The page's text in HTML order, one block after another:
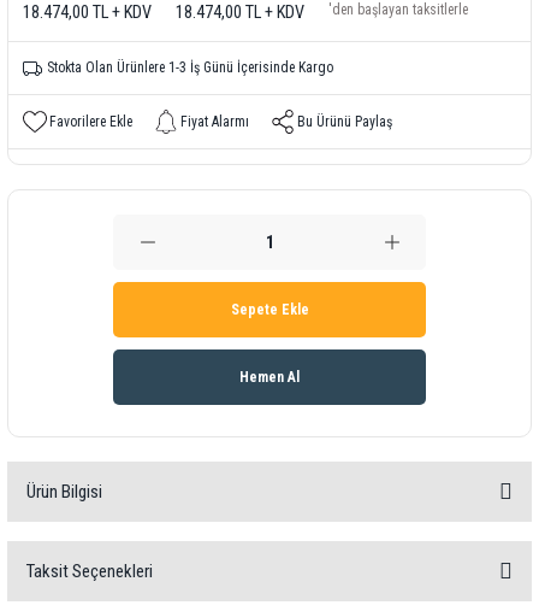
18.474,00 TL + KDV 18.474,00 TL + KDV 'den başlayan taksitlerle
Stokta Olan Ürünlere 1-3 İş Günü İçerisinde Kargo
Fiyat Alarmı Bu Ürünü Paylaş
Sepete Ekle
Hemen Al
Ürün Bilgisi
Taksit Seçenekleri